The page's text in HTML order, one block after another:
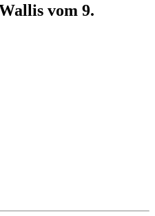
vom 9.